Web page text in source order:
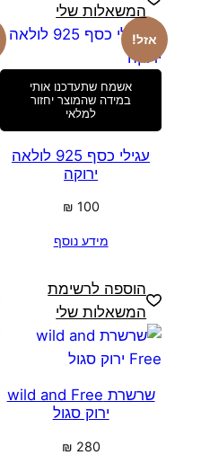
המשאלות שלי
אזל!
אשמח שתעדכנו אותי
במידה שהמוצר יחזור
למלאי
עגילי כסף 925 לולאה
ירוקה
₪ 100
מידע נוסף
הוספה לרשימת
המשאלות שלי
שרשרת wild and Free
ירוק סגול
₪ 280